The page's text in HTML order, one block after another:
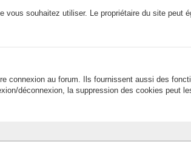
souhaitez utiliser. Le propriétaire du site peut
au forum. Ils fournissent aussi des
déconnexion, la suppression des cookies peut